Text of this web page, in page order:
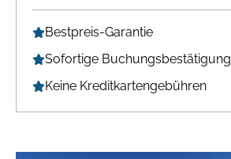
Bestpreis-Garantie
Sofortige Buchungsbestätigung
Keine Kreditkartengebühren